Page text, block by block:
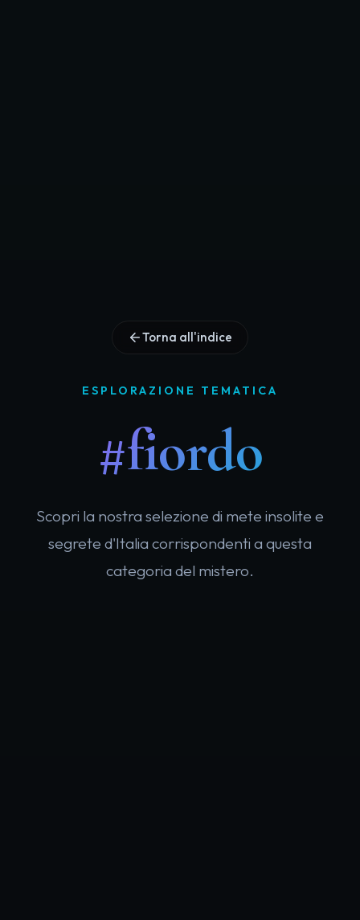
Torna all'indice
ESPLORAZIONE TEMATICA
#fiordo
Scopri la nostra selezione di mete insolite e
segrete d'Italia corrispondenti a questa
categoria del mistero.